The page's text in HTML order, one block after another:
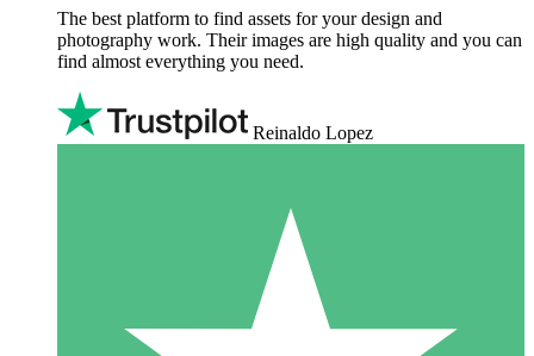
The best platform to find assets for your design and
photography work. Their images are high quality and you can
find almost everything you need.
Reinaldo Lopez